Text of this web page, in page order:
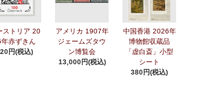
ストリア 20
赤ずきん
円(税込)
アメリカ 1907年
ジェームズタウ
ン博覧会
13,000円(税込)
中国香港 2026年
博物館収蔵品
「虚白斎」小型
シート
380円(税込)